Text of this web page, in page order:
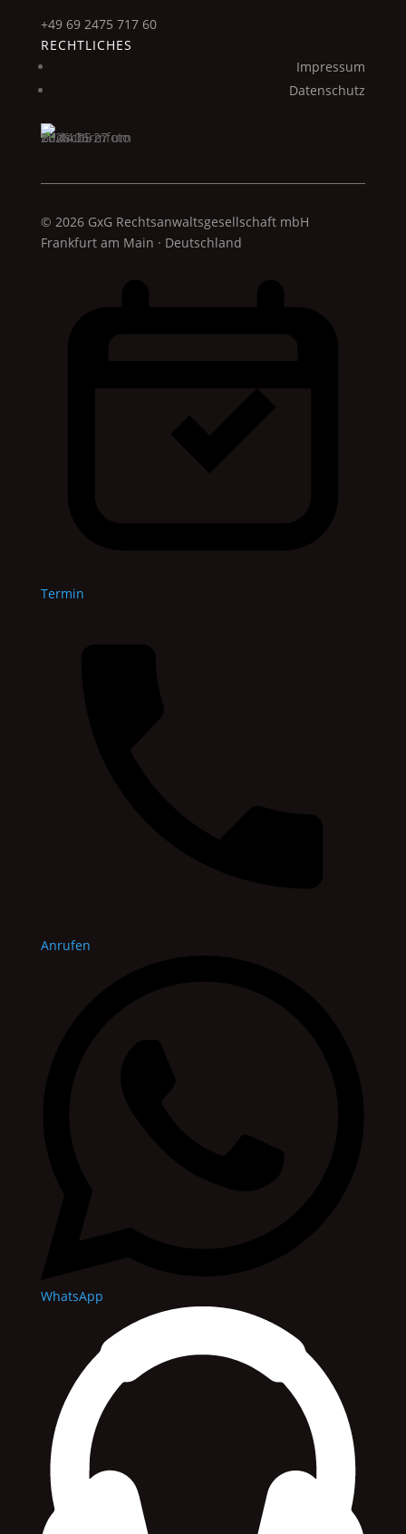
+49 69 2475 717 60
RECHTLICHES
Impressum
Datenschutz
© 2026 GxG Rechtsanwaltsgesellschaft mbH
Frankfurt am Main · Deutschland
Termin
Anrufen
WhatsApp